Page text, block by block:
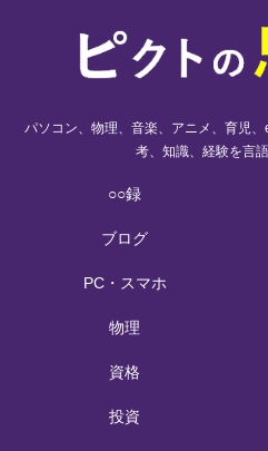
パソコン、物理、音楽、アニメ、育児
考、知識、経験を言
○○録
ブログ
PC・スマホ
物理
資格
投資